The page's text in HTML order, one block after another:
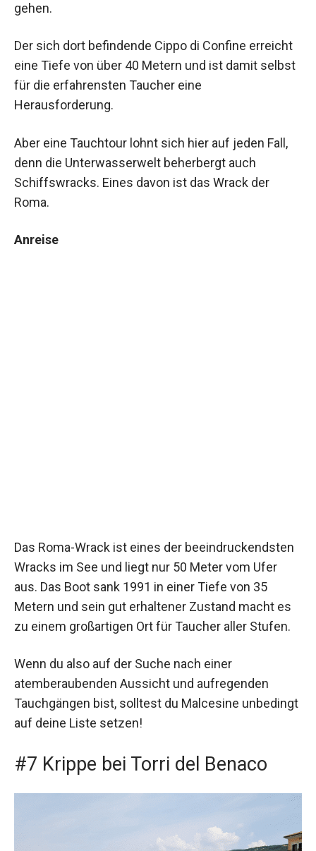
gehen.
Der sich dort befindende Cippo di Confine erreicht
eine Tiefe von über 40 Metern und ist damit selbst
für die erfahrensten Taucher eine
Herausforderung.
Aber eine Tauchtour lohnt sich hier auf jeden Fall,
denn die Unterwasserwelt beherbergt auch
Schiffswracks. Eines davon ist das Wrack der
Roma.
Anreise
Das Roma-Wrack ist eines der beeindruckendsten
Wracks im See und liegt nur 50 Meter vom Ufer
aus. Das Boot sank 1991 in einer Tiefe von 35
Metern und sein gut erhaltener Zustand macht es
zu einem großartigen Ort für Taucher aller Stufen.
Wenn du also auf der Suche nach einer
atemberaubenden Aussicht und aufregenden
Tauchgängen bist, solltest du Malcesine unbedingt
auf deine Liste setzen!
#7 Krippe bei Torri del Benaco